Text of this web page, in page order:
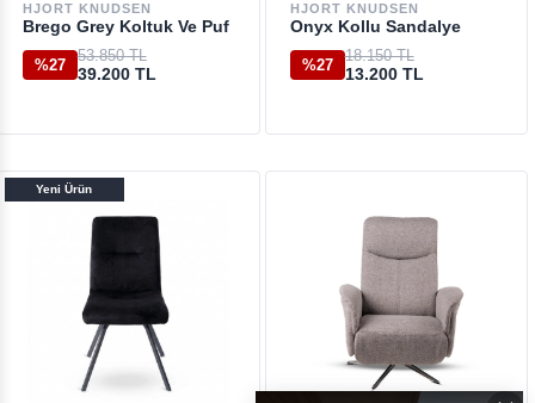
HJORT KNUDSEN
Brego Grey Koltuk Ve Puf
%27
53.850 TL
39.200 TL
HJORT KNUDSEN
Onyx Kollu Sandalye
%27
18.150 TL
13.200 TL
Yeni Ürün